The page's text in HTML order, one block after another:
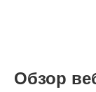
Обзор